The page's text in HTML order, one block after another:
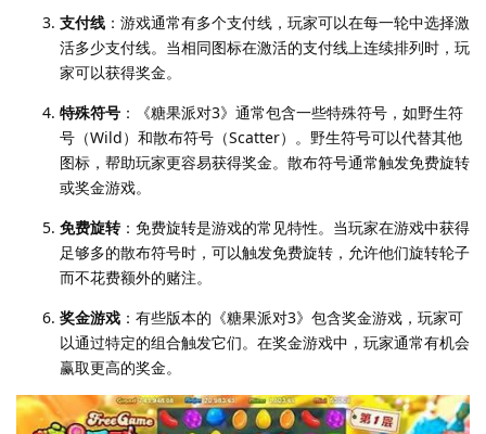
支付线 ：游戏通常有多个支付线，玩家可以在每一轮中选择激
活多少支付线。当相同图标在激活的支付线上连续排列时，玩
家可以获得奖金。
特殊符号 ：《糖果派对3》通常包含一些特殊符号，如野生符
号（Wild）和散布符号（Scatter）。野生符号可以代替其他
图标，帮助玩家更容易获得奖金。散布符号通常触发免费旋转
或奖金游戏。
免费旋转：免费旋转是游戏的常见特性。当玩家在游戏中获得
足够多的散布符号时，可以触发免费旋转，允许他们旋转轮子
而不花费额外的赌注。
奖金游戏 ：有些版本的《糖果派对3》包含奖金游戏，玩家可
以通过特定的组合触发它们。在奖金游戏中，玩家通常有机会
赢取更高的奖金。